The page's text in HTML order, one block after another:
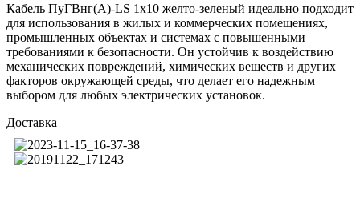
Кабель ПуГВнг(А)-LS 1х10 желто-зеленый идеально подходит
для использования в жилых и коммерческих помещениях,
промышленных объектах и системах с повышенными
требованиями к безопасности. Он устойчив к воздействию
механических повреждений, химических веществ и других
факторов окружающей среды, что делает его надежным
выбором для любых электрических установок.
Доставка